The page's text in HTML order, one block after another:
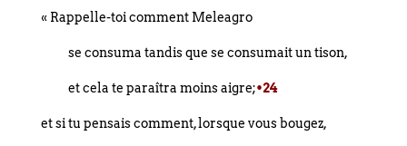
« Rappelle-toi comment Meleagro
se consuma tandis que se consumait un tison,
et cela te paraîtra moins aigre;•24
et si tu pensais comment, lorsque vous bougez,